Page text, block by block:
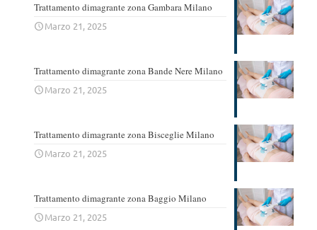
Trattamento dimagrante zona Gambara Milano
Marzo 21, 2025
Trattamento dimagrante zona Bande Nere Milano
Marzo 21, 2025
Trattamento dimagrante zona Bisceglie Milano
Marzo 21, 2025
Trattamento dimagrante zona Baggio Milano
Marzo 21, 2025